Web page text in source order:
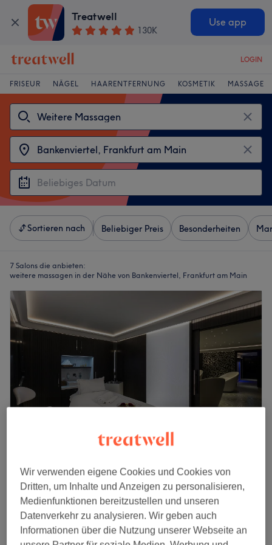
Treatwell
130K
Use app
LOGIN
FRISEUR NÄGEL HAARENTFERNUNG KOSMETIK MASSAGE
Sortieren nach Beliebiger Preis Besonderheiten
7 Salons die anbieten:
weitere massagen in der Nähe von Bankenviertel, Frankfurt am Main
Sofitel Spa im Sofitel Frankfurt Opera
4,8
684 Bewertungen
Innenstadt, Frankfurt am Main
Auf Karte anzeigen
Körperbehandlung -Peeling & Massage
1 Std. - 1 Std. 30 Min.
ab135 €
Wir verwenden eigene Cookies und Cookies von
Dritten, um Inhalte und Anzeigen zu personalisieren,
Medienfunktionen bereitzustellen und unseren
Datenverkehr zu analysieren. Wir geben auch
Informationen über die Nutzung unserer Webseite an